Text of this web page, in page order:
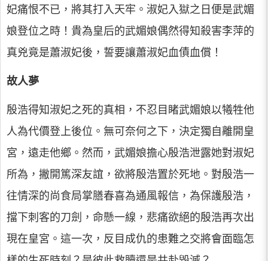
妃痛恨不已，將其打入天牢。淑妃入獄之日便是武媚
娘登位之時！貴為皇后的武媚娘偶然得知殺害李萍的
真兇竟是蕭淑妃後，誓要讓蕭淑妃血債血償！
故人夢
殷浩得知淑妃之死的真相，不忍目睹武媚娘以犧牲他
人為代價登上後位。無可奈何之下，決定獨自離開皇
宮，遠走他鄉。然而，武媚娘擔心殷浩泄露她對淑妃
所為，撇開篤深友誼，欲將殷浩置於死地。對殷浩一
往情深的尚食局掌膳春喜為通風報信，為保護殷浩，
擋下刺客的刀劍，命懸一線，悲痛欲絕的殷浩再次出
現在皇宮。這一次，反目成仇的患難之交將會面臨怎